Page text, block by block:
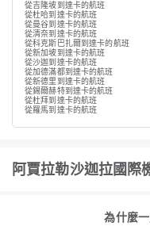
從吉隆坡到達卡的航班
從杜哈到達卡的航班
從曼谷到達卡的航班
從清奈到達卡的航班
從科克斯巴扎爾到達卡的航班
從新加坡到達卡的航班
從沙迦到達卡的航班
從加德滿都到達卡的航班
從新德里到達卡的航班
從錫爾赫特到達卡的航班
從杜拜到達卡的航班
從羅馬到達卡的航班
阿賈拉勒沙迦拉國際
為什麼